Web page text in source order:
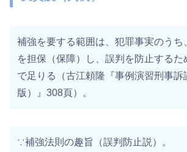
補強を要する範囲は、犯罪事実のうち
を担保（保障）し、誤判を防止するた
で足りる（古江頼隆『事例演習刑事訴
版）』308頁）。
∵補強法則の趣旨（誤判防止説）。